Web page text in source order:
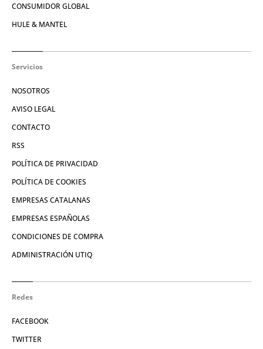
CONSUMIDOR GLOBAL
HULE & MANTEL
Servicios
NOSOTROS
AVISO LEGAL
CONTACTO
RSS
POLÍTICA DE PRIVACIDAD
POLÍTICA DE COOKIES
EMPRESAS CATALANAS
EMPRESAS ESPAÑOLAS
CONDICIONES DE COMPRA
ADMINISTRACIÓN UTIQ
Redes
FACEBOOK
TWITTER